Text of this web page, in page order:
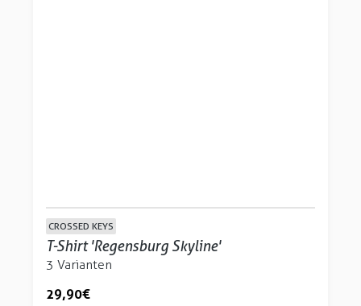
CROSSED KEYS
T-Shirt 'Regensburg Skyline'
3 Varianten
29,90 €